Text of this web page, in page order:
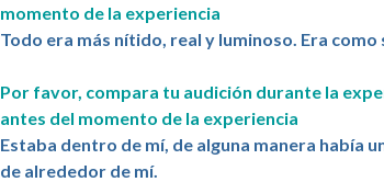
momento de la experiencia
Todo era más nítido, real y luminoso. Era
Por favor, compara tu audición durante la
antes del momento de la experiencia
Estaba dentro de mí, de alguna manera había
de alrededor de mí.